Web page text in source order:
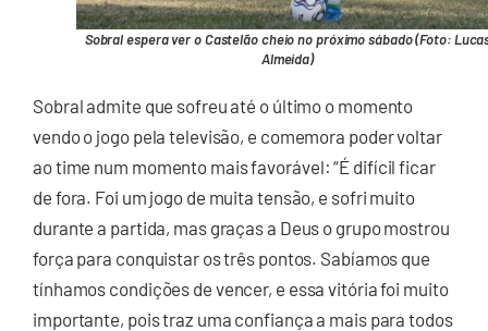
Sobral espera ver o Castelão cheio no próximo sábado (Foto:
Almeida)
Sobral admite que sofreu até o último o momento
vendo o jogo pela televisão, e comemora poder voltar
ao time num momento mais favorável: “É difícil ficar
de fora. Foi um jogo de muita tensão, e sofri muito
durante a partida, mas graças a Deus o grupo mostrou
força para conquistar os três pontos. Sabíamos que
tínhamos condições de vencer, e essa vitória foi muito
importante, pois traz uma confiança a mais para todos